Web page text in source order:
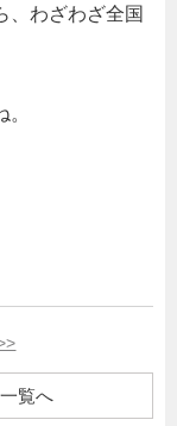
、わざわざ全国
覧へ